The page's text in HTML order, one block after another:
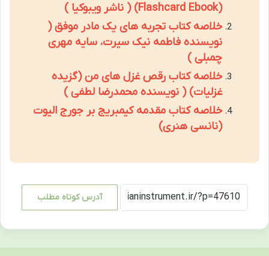
(Flashcard Ebook) ( ناشر ویبوکیا )
خلاصه کتاب تجربه های یک مادر موفق (
نویسنده فاطمه نیک سیرت، سایه مهری
چمبلی )
خلاصه کتاب رقص غزل های من (گزیده
غزلیات) ( نویسنده محمدرضا لطفی )
خلاصه کتاب مقدمه کیمبریج بر جورج الیوت
(نانسی هنری)
آدرس کوتاه مطلب